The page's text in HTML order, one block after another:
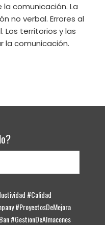
la comunicación. La
no verbal. Errores al
Los territorios y las
la comunicación.
#Calidad
#ProyectosDeMejora
#GestionDeAlmacenes